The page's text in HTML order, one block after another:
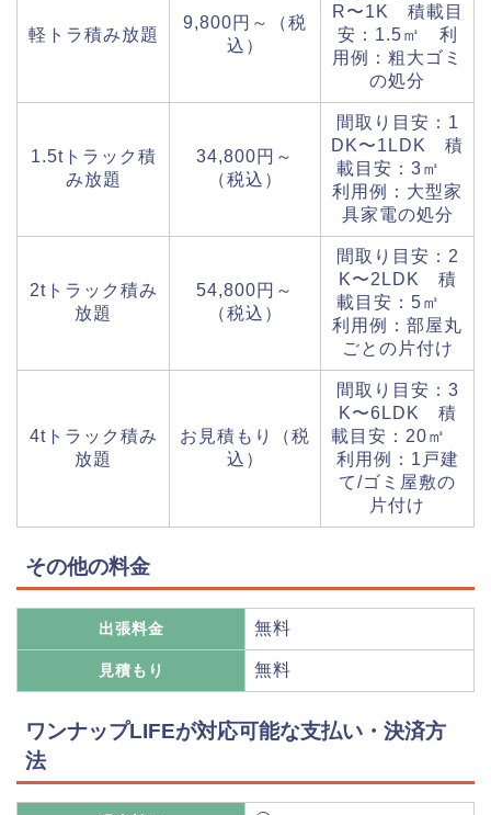
軽トラ積み放題
9,800円～（税
込）
R〜1K 積載目
安：1.5㎥ 利
用例：粗大ゴミ
の処分
1.5tトラック積
み放題
34,800円～
（税込）
間取り目安：1
DK〜1LDK 積
載目安：3㎥
利用例：大型家
具家電の処分
2tトラック積み
放題
54,800円～
（税込）
間取り目安：2
K〜2LDK 積
載目安：5㎥
利用例：部屋丸
ごとの片付け
4tトラック積み
放題
お見積もり（税
込）
間取り目安：3
K〜6LDK 積
載目安：20㎥
利用例：1戸建
て/ゴミ屋敷の
片付け
その他の料金
出張料金 無料
見積もり 無料
ワンナップLIFEが対応可能な支払い・決済方
法